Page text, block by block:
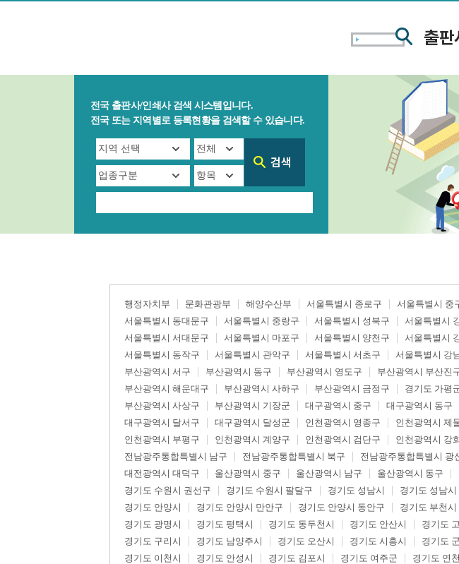
전국 출판사/인쇄사 검색 시스템입니다.
전국 또는 지역별로 등록현황을 검색할 수 있습니다.
행정자치부 문화관광부 해양수산부 서울특별시 종로구 서울특별시 중
서울특별시 동대문구
서울특별시 중랑구 서울특별시 성북구 서울특별시
서울특별시 서대문구
서울특별시 마포구 서울특별시 양천구 서울특별시
서울특별시 동작구
서울특별시 관악구 서울특별시 서초구 서울특별시 강
부산광역시 서구
부산광역시 동구 부산광역시 영도구 부산광역시 부산진
부산광역시 해운대구
부산광역시 사하구 부산광역시 금정구 경기도 가평
부산광역시 사상구
부산광역시 기장군 대구광역시 중구 대구광역시 동구
대구광역시 달서구
대구광역시 달성군 인천광역시 영종구 인천광역시 제
인천광역시 부평구
인천광역시 계양구 인천광역시 검단구 인천광역시 강
전남광주통합특별시 남구
전남광주통합특별시 북구 전남광주통합특별시 광
대전광역시 대덕구
울산광역시 중구 울산광역시 남구 울산광역시 동구
경기도 수원시 권선구
경기도 수원시 팔달구 경기도 성남시 경기도 성남시
경기도 안양시
경기도 안양시 만안구 경기도 안양시 동안구 경기도 부천시
경기도 광명시
경기도 평택시 경기도 동두천시 경기도 안산시 경기도
경기도 구리시
경기도 남양주시 경기도 오산시 경기도 시흥시 경기도
경기도 이천시
경기도 안성시 경기도 김포시 경기도 여주군 경기도 연